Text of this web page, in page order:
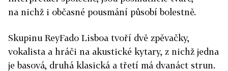
na nichž i občasné pousmání působí bolestně.
Skupinu ReyFado Lisboa tvoří dvě zpěvačky,
vokalista a hráči na akustické kytary, z nichž jedna
je basová, druhá klasická a třetí má dvanáct strun.